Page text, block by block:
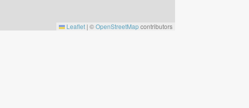
Leaflet | ©OpenStreetMapcontributors